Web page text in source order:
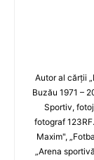
Autor al cărţii
Buzău 1971 –
Sportiv,
fotograf
Maxim",
„Arena